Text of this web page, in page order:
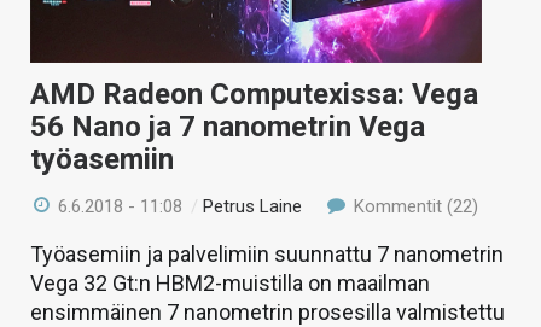
AMD Radeon Computexissa: Vega
56 Nano ja 7 nanometrin Vega
työasemiin
6.6.2018 - 11:08 /Petrus Laine Kommentit (22)
Työasemiin ja palvelimiin suunnattu 7 nanometrin
Vega 32 Gt:n HBM2-muistilla on maailman
ensimmäinen 7 nanometrin prosesilla valmistettu